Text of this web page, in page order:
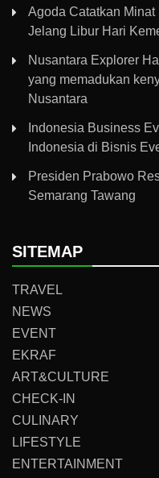
Agoda Catatkan
Jelang Libur Hari
Nusantara Explorer
yang memadukan
Nusantara
Indonesia Business
Indonesia di Bisnis
Presiden Prabowo
Semarang Tawang
SITEMAP
TRAVEL
NEWS
EVENT
EKRAF
ART&CULTURE
CHECK-IN
CULINARY
LIFESTYLE
ENTERTAINMENT